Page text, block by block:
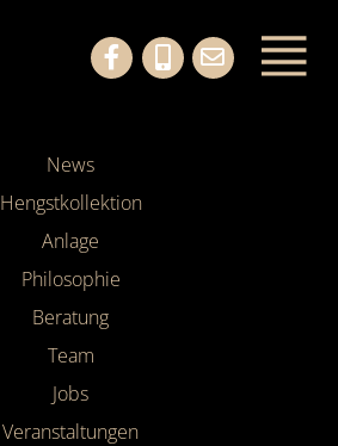
News
Hengstkollektion
Anlage
Philosophie
Beratung
Team
Jobs
Veranstaltungen